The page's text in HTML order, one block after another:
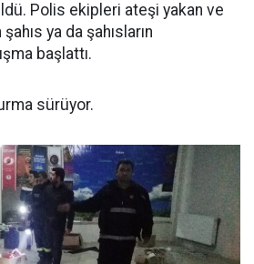
Polis ekipleri ateşi yakan ve
ya da şahısların
başlattı.
sürüyor.